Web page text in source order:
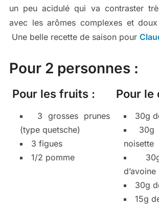
un peu acidulé qui va contraster
avec les arômes complexes et
Une belle recette de saison pour
Pour 2 personnes :
Pour les fruits :
3 grosses prunes
(type quetsche)
3 figues
1/2 pomme
Pour le
30g
30g
noisette
d’avoine
30g
15g